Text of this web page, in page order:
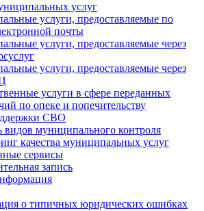
услуг
услуги, предоставляемые по
почты
услуги, предоставляемые через
услуги, предоставляемые через
услуги в сфере переданных
по опеке и попечительству
СВО
видов муниципального контроля
качества муниципальных услуг
сервисы
запись
о типичных юридических ошибках